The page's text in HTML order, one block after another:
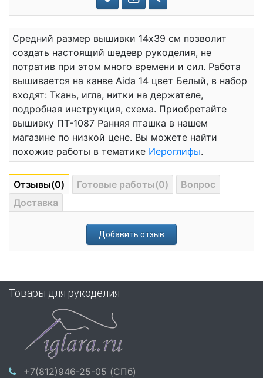
Средний размер вышивки 14x39 см позволит
создать настоящий шедевр рукоделия, не
потратив при этом много времени и сил. Работа
вышивается на канве Aida 14 цвет Белый, в набор
входят: Ткань, игла, нитки на держателе,
подробная инструкция, схема. Приобретайте
вышивку ПТ-1087 Ранняя пташка в нашем
магазине по низкой цене. Вы можете найти
похожие работы в тематике Иероглифы.
Отзывы(0) Готовые работы(0)
Вопрос
Доставка
Добавить отзыв
Товары для рукоделия
+7(812)946-25-05 (СПб)